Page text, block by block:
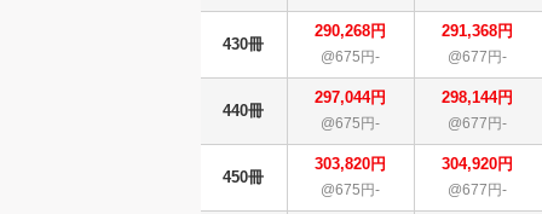
430冊
290,268円
@675円-
291,368円
@677円-
440冊
297,044円
@675円-
298,144円
@677円-
450冊
303,820円
@675円-
304,920円
@677円-